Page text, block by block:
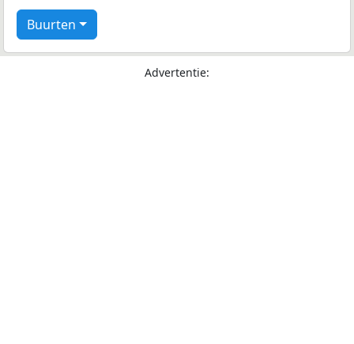
Buurten
Advertentie: